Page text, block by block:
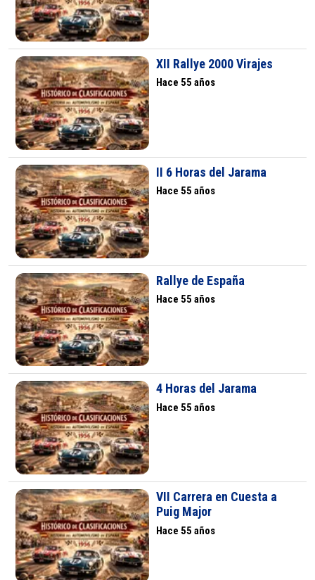
XII Rallye 2000 Virajes
Hace 55 años
II 6 Horas del Jarama
Hace 55 años
Rallye de España
Hace 55 años
4 Horas del Jarama
Hace 55 años
VII Carrera en Cuesta a
Puig Major
Hace 55 años